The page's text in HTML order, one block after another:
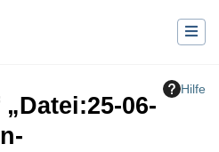
Hilfe
06-